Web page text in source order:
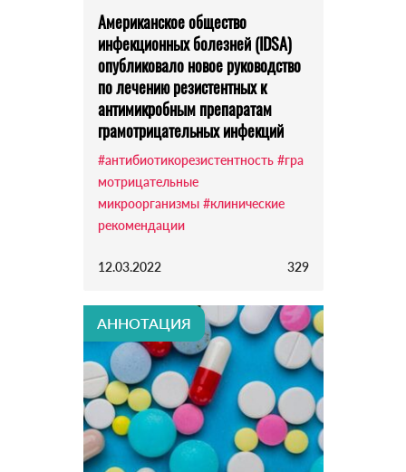
Американское общество
инфекционных болезней (IDSA)
опубликовало новое руководство
по лечению резистентных к
антимикробным препаратам
грамотрицательных инфекций
#антибиотикорезистентность #гра
мотрицательные
микроорганизмы #клинические
рекомендации
12.03.2022 329
АННОТАЦИЯ